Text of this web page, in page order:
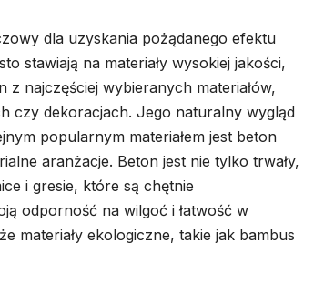
dla uzyskania pożądanego efektu
stawiają na materiały wysokiej jakości,
najczęściej wybieranych materiałów,
czy dekoracjach. Jego naturalny wygląd
popularnym materiałem jest beton
aranżacje. Beton jest nie tylko trwały,
i gresie, które są chętnie
odporność na wilgoć i łatwość w
materiały ekologiczne, takie jak bambus